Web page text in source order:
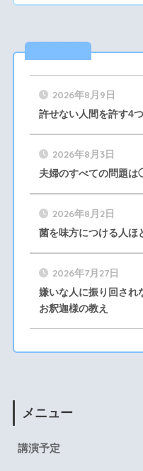
2026年8月9日
許せない人間を許す4
2026年8月3日
夫婦のすべての問題
2026年8月2日
菌を味方につける人ほ
2026年7月27日
嫌いな人に振り回され
お釈迦様の教え
メニュー
講演予定